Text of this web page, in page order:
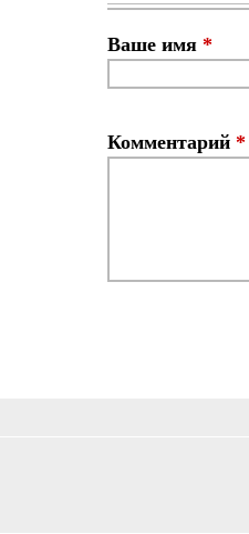
Ваше имя *
Комментарий *